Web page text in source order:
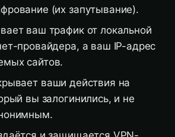
(их запутывание).
ваш трафик от локальной
провайдера, а ваш IP-адрес
сайтов.
ваши действия на
вы залогинились, и не